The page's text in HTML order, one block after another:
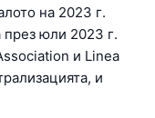
на 2023 г.
през юли 2023 г.
и Linea
и